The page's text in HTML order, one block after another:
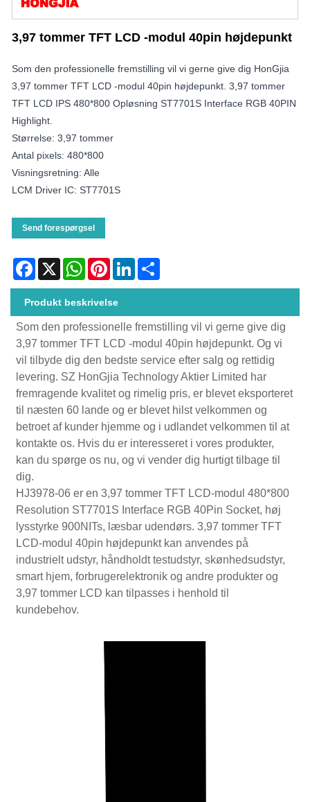
3,97 tommer TFT LCD -modul 40pin højdepunkt
Som den professionelle fremstilling vil vi gerne give dig HonGjia
3,97 tommer TFT LCD -modul 40pin højdepunkt. 3,97 tommer
TFT LCD IPS 480*800 Opløsning ST7701S Interface RGB 40PIN
Highlight.
Størrelse: 3,97 tommer
Antal pixels: 480*800
Visningsretning: Alle
LCM Driver IC: ST7701S
Send forespørgsel
Facebook
X WhatsAppPinterestLinkedIn
Produkt beskrivelse
Som den professionelle fremstilling vil vi gerne give dig
3,97 tommer TFT LCD -modul 40pin højdepunkt. Og vi
vil tilbyde dig den bedste service efter salg og rettidig
levering. SZ HonGjia Technology Aktier Limited har
fremragende kvalitet og rimelig pris, er blevet eksporteret
til næsten 60 lande og er blevet hilst velkommen og
betroet af kunder hjemme og i udlandet velkommen til at
kontakte os. Hvis du er interesseret i vores produkter,
kan du spørge os nu, og vi vender dig hurtigt tilbage til
dig.
HJ3978-06 er en 3,97 tommer TFT LCD-modul 480*800
Resolution ST7701S Interface RGB 40Pin Socket, høj
lysstyrke 900NITs, læsbar udendørs. 3,97 tommer TFT
LCD-modul 40pin højdepunkt kan anvendes på
industrielt udstyr, håndholdt testudstyr, skønhedsudstyr,
smart hjem, forbrugerelektronik og andre produkter og
3,97 tommer LCD kan tilpasses i henhold til
kundebehov.